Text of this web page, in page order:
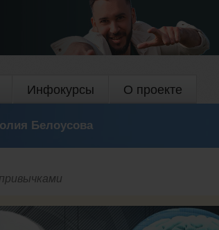
Инфокурсы О проекте
Белоусова